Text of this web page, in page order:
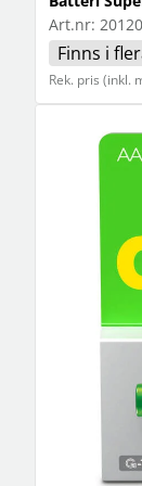
Art.nr:
Finns i
Rek. pris (inkl.